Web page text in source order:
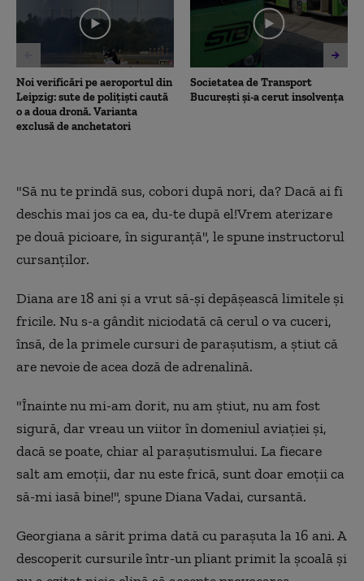
seconds
Noi verificări pe aeroportul din
Leipzig: sute de polițiști caută
o a doua dronă. Varianta
exclusă de anchetatori
Societatea de Transport
București și-a cerut insolvența
"Să nu te prindă sus, cobori după nori, da? Dacă ai fi
deschis mai jos ca ea, du-te după el!Vrem aterizare
pe două picioare, în siguranță", le spune instructorul
cursanților.
Diana are 18 ani și a vrut să-și depășească limitele și
fricile. Nu s-a gândit niciodată că cerul o va cuceri,
însă, de la primele cursuri de parașutism, a știut că
are nevoie de acea doză de adrenalină.
"Înainte nu mi-am dorit, nu am știut, nu am fost
sigură, dar vreau un viitor în domeniul aviației și,
dacă se poate, chiar al parașutismului. La fiecare
salt am emoții, dar nu este frică, sunt doar emoții ca
să-mi iasă bine!", spune Diana Vadai, cursantă.
Georgiana a sărit prima dată cu parașuta la 16 ani. A
descoperit cursurile într-un pliant primit la școală și